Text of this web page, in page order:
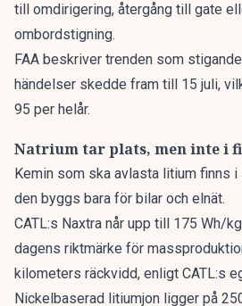
till omdirigering, återgång till gate
ombordstigning.
FAA beskriver trenden som
händelser skedde fram till 15 juli,
95 per helår.
Natrium tar plats, men inte i
Kemin som ska avlasta litium finns
den byggs bara för bilar och elnät.
CATL:s Naxtra når upp till 175 Wh/
dagens riktmärke för
kilometers räckvidd, enligt CATL:s
Nickelbaserad litiumjon ligger på